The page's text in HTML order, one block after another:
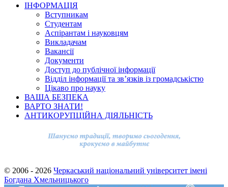
ІНФОРМАЦІЯ
Вступникам
Студентам
Аспірантам і науковцям
Викладачам
Вакансії
Документи
Доступ до публічної інформації
Відділ інформації та зв’язків із громадськістю
Цікаво про науку
ВАША БЕЗПЕКА
ВАРТО ЗНАТИ!
АНТИКОРУПЦІЙНА ДІЯЛЬНІСТЬ
© 2006 - 2026 Черкаський національний університет імені
Богдана Хмельницького